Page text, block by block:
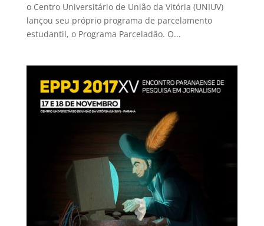
o Centro Universitário de União da Vitória (UNIUV)
lançou seu próprio programa de parcelamento
estudantil, o Programa Parceladão. O...